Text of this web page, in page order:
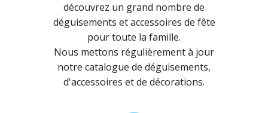
découvrez un grand nombre de
déguisements et accessoires de fête
pour toute la famille.
Nous mettons régulièrement à jour
notre catalogue de déguisements,
d'accessoires et de décorations.